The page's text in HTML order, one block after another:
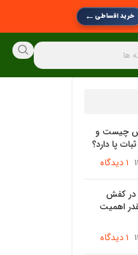
خرید اقساطی ←
چیست و
پا دارد؟
۱ دیدگاه
در کفش
اهمیت
۱ دیدگاه